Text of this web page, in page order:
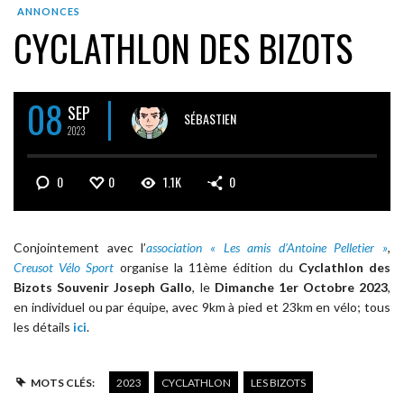
ANNONCES
CYCLATHLON DES BIZOTS
08 SEP
2023
SÉBASTIEN
0 0 1.1K 0
Conjointement avec l’association « Les amis d’Antoine Pelletier »,
Creusot Vélo Sport organise la 11ème édition du Cyclathlon des
Bizots Souvenir Joseph Gallo, le Dimanche 1er Octobre 2023,
en individuel ou par équipe, avec 9km à pied et 23km en vélo; tous
les détails ici.
MOTS CLÉS: 2023 CYCLATHLON LES BIZOTS